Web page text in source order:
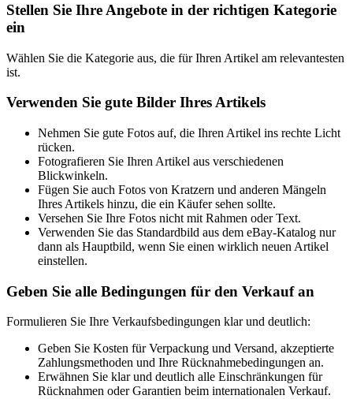
Stellen Sie Ihre Angebote in der richtigen Kategorie
ein
Wählen Sie die Kategorie aus, die für Ihren Artikel am relevantesten
ist.
Verwenden Sie gute Bilder Ihres Artikels
Nehmen Sie gute Fotos auf, die Ihren Artikel ins rechte Licht
rücken.
Fotografieren Sie Ihren Artikel aus verschiedenen
Blickwinkeln.
Fügen Sie auch Fotos von Kratzern und anderen Mängeln
Ihres Artikels hinzu, die ein Käufer sehen sollte.
Versehen Sie Ihre Fotos nicht mit Rahmen oder Text.
Verwenden Sie das Standardbild aus dem eBay-Katalog nur
dann als Hauptbild, wenn Sie einen wirklich neuen Artikel
einstellen.
Geben Sie alle Bedingungen für den Verkauf an
Formulieren Sie Ihre Verkaufsbedingungen klar und deutlich:
Geben Sie Kosten für Verpackung und Versand, akzeptierte
Zahlungsmethoden und Ihre Rücknahmebedingungen an.
Erwähnen Sie klar und deutlich alle Einschränkungen für
Rücknahmen oder Garantien beim internationalen Verkauf.